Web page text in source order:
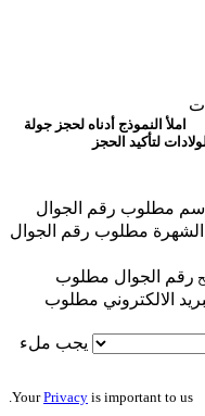
املأ النموذج أدناه لحجز جولة
لتأكيد الحجز
مطلوب رقم الجوال
الشهرة مطلوب رقم الجوال
رقم الجوال مطلوب
الالكتروني مطلوب
يجب ملء
YourPrivacy is important to us.